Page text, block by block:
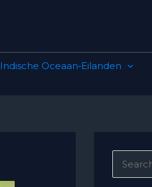
Indische Oceaan‑Eilanden